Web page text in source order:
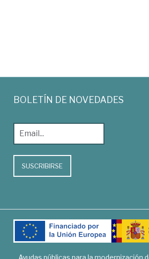
BOLETÍN DE NOVEDADES
SUSCRIBIRSE